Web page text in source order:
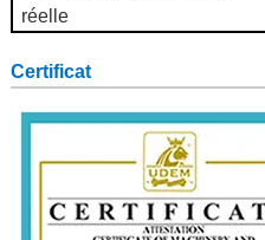
réelle
Certificat